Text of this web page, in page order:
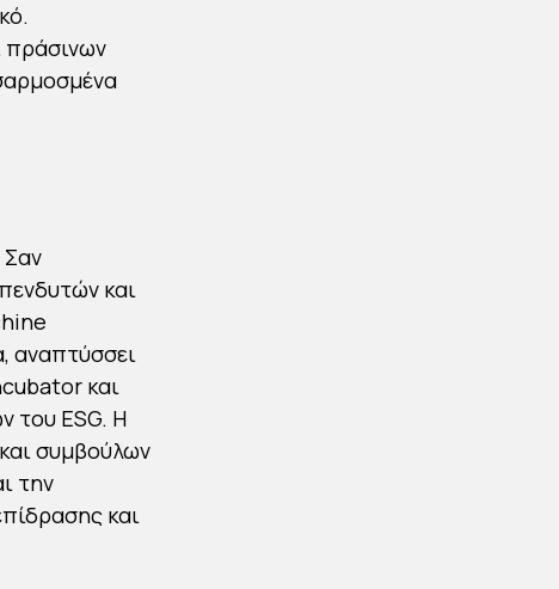
πράσινων
Σαν
και
αναπτύσσει
και
του ESG. Η
συμβούλων
την
και